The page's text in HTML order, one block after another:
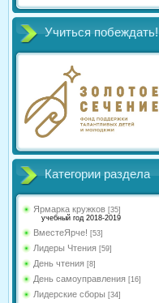
Учиться побеждать!
Категории раздела
Ярмарка кружков [35]
учебный год 2018-2019
ВместеЯрче! [53]
Лидеры Чтения [59]
День чтения [8]
День самоуправления [16]
Лидерские сборы [34]